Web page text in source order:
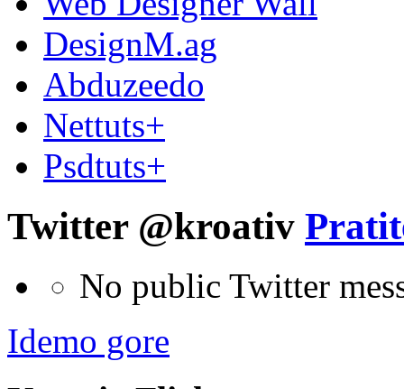
DesignM.ag
Abduzeedo
Nettuts+
Psdtuts+
Twitter @kroativ
No public Twitter
Idemo gore